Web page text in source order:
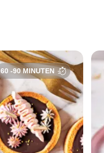
60 -90 MINUTEN